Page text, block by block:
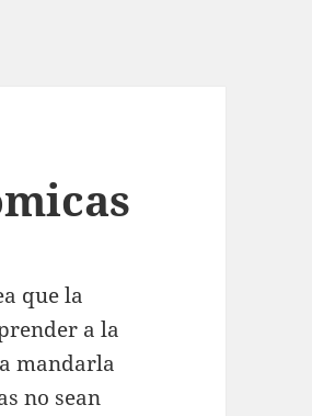
que la
a la
mandarla
no sean